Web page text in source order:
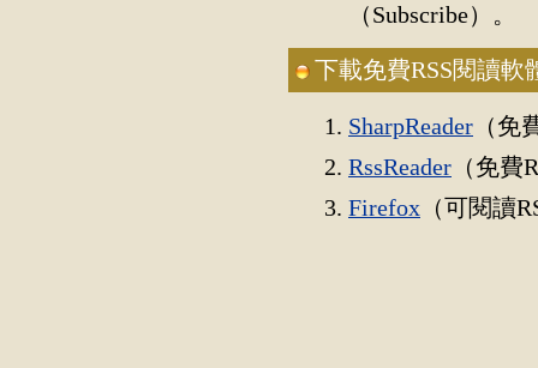
（Subscribe）。
下載免費RSS閱讀軟
SharpReader （免
RssReader （免費
Firefox （可閱讀